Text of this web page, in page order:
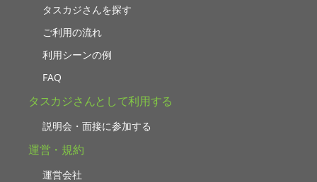
タスカジさんを探す
ご利用の流れ
利用シーンの例
FAQ
タスカジさんとして利用する
説明会・面接に参加する
運営・規約
運営会社